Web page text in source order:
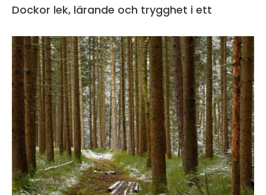
Dockor lek, lärande och trygghet i ett